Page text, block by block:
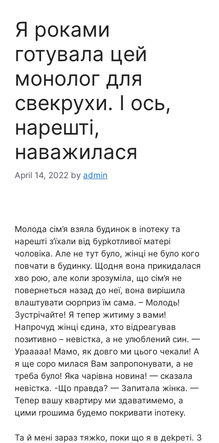
Я роками
готувала цей
монолог для
свекрухи. І ось,
нарешті,
наважилася
April 14, 2022 by admin
Молода сім’я взяла будинок в іnотеку та
нарешті з’їхали від бурkотливої матері
чоловіка. Але не тут було, жінці не було кого
повчати в будинку. Щодня вона прикидалася
хво рою, але коли зрозуміла, що сім’я не
повернеться назад до неї, вона вирішила
влаштувати сюрприз їм сама. – Молодь!
Зустрічайте! Я тепер житиму з вами!
Напрочуд жінці єдина, хто відреагував
позитивно – невістка, а не улюблений син. —
Урааааа! Мамо, як довго ми цього чекали! А
я ще соро милася Вам запропонувати, а не
треба було! Яка чарівна новина! — сказала
невістка. -Що правда? — Запитала жінка. —
Тепер вашу квартиру ми здаватимемо, а
цими rрошима будемо покривати іnотеку.
Та й мені зараз тяжkо, поки що я в деkреті. З